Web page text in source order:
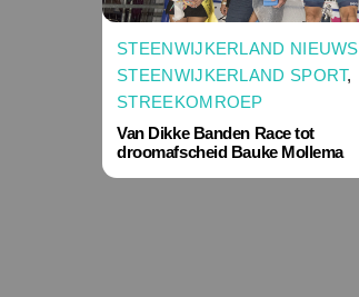
STEENWIJKERLAND NIEUWS
STEENWIJKERLAND SPORT,
STREEKOMROEP
Van Dikke Banden Race tot
droomafscheid Bauke Mollema